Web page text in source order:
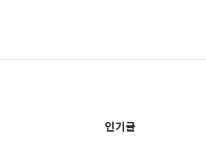
추
인기글